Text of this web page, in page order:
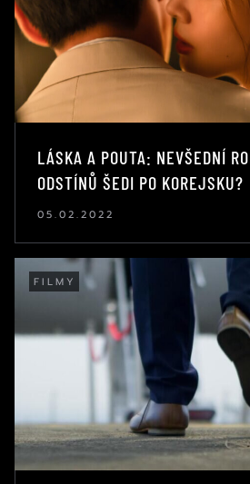
LÁSKA A POUTA: NEVŠEDNÍ
ODSTÍNŮ ŠEDI PO KOREJSKU?
05.02.2022
FILMY